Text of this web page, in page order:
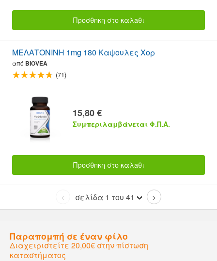
Προσθnκη στο καλaθι
ΜΕΛΑΤΟΝΙΝΗ 1mg 180 Καψουλες Χορ
από BIOVEA
(71)
15,80 €
Συμπεριλαμβάνεται Φ.Π.Α.
Προσθnκη στο καλaθι
< σελίδα 1 του 41 >
Παραπομπή σε έναν φίλο
Διαχειριστείτε 20,00€ στην πίστωση
καταστήματος